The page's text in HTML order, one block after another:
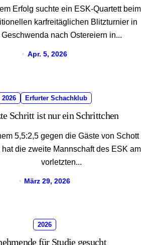
Erfolg suchte ein ESK-Quartett beim
karfreitäglichen Blitzturnier in
Geschwenda nach Ostereiern in...
Apr. 5, 2026
2026 Erfurter Schachklub
Schritt ist nur ein Schrittchen
5,5:2,5 gegen die Gäste von Schott
hat die zweite Mannschaft des ESK am
vorletzten...
März 29, 2026
2026
für Studie gesucht